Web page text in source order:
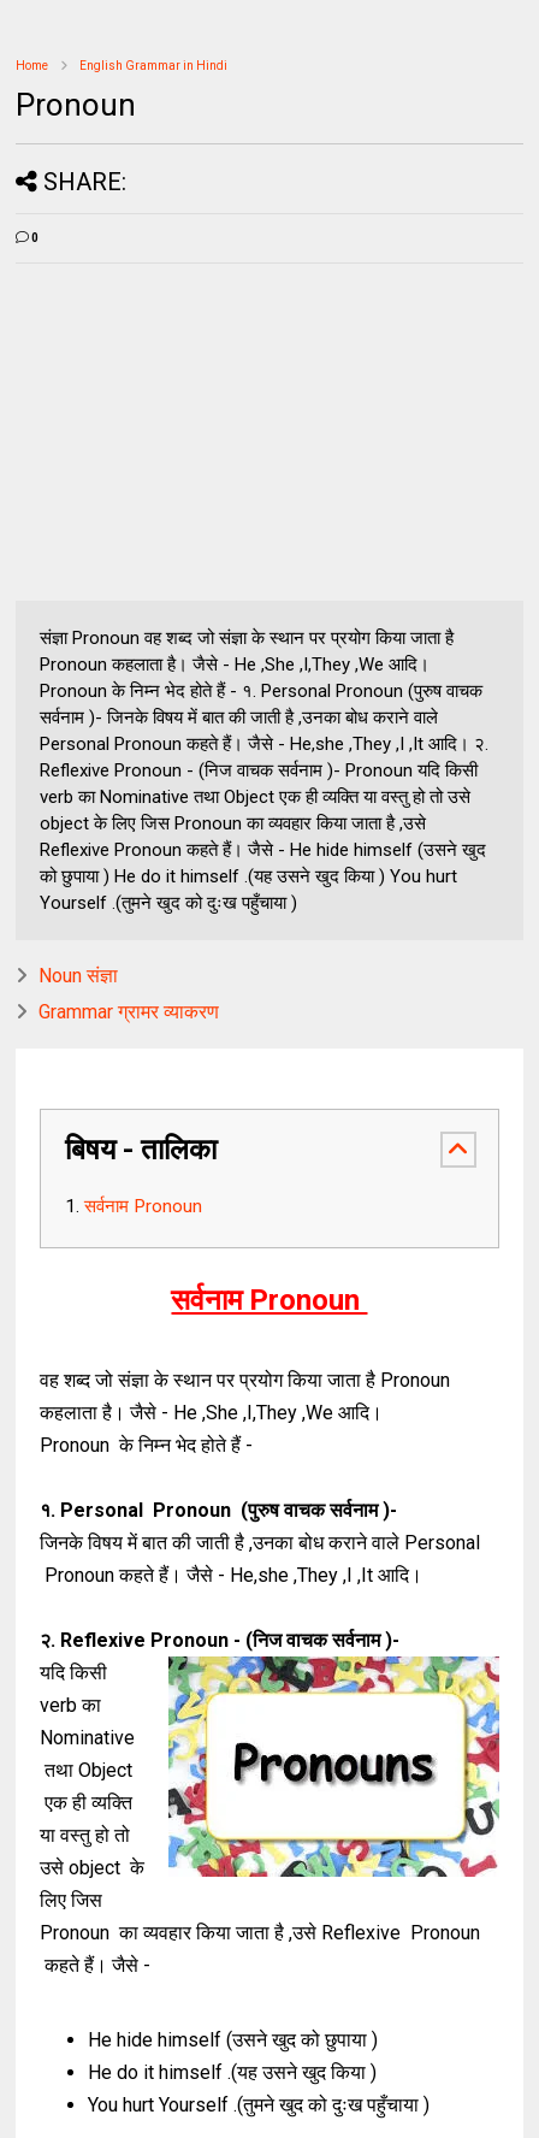
Home English Grammar in Hindi
Pronoun
SHARE:
0
संज्ञा Pronoun वह शब्द जो संज्ञा के स्थान पर प्रयोग किया जाता है
Pronoun कहलाता है। जैसे - He ,She ,I,They ,We आदि।
Pronoun के निम्न भेद होते हैं - १. Personal Pronoun (पुरुष वाचक
सर्वनाम )- जिनके विषय में बात की जाती है ,उनका बोध कराने वाले
Personal Pronoun कहते हैं। जैसे - He,she ,They ,I ,It आदि। २.
Reflexive Pronoun - (निज वाचक सर्वनाम )- Pronoun यदि किसी
verb का Nominative तथा Object एक ही व्यक्ति या वस्तु हो तो उसे
object के लिए जिस Pronoun का व्यवहार किया जाता है ,उसे
Reflexive Pronoun कहते हैं। जैसे - He hide himself (उसने खुद
को छुपाया ) He do it himself .(यह उसने खुद किया ) You hurt
Yourself .(तुमने खुद को दुःख पहुँचाया )
Noun संज्ञा
Grammar ग्रामर व्याकरण
बिषय - तालिका
सर्वनाम Pronoun
सर्वनाम Pronoun
वह शब्द जो संज्ञा के स्थान पर प्रयोग किया जाता है Pronoun
कहलाता है। जैसे - He ,She ,I,They ,We आदि।
Pronoun के निम्न भेद होते हैं -
१. Personal Pronoun (पुरुष वाचक सर्वनाम )-
जिनके विषय में बात की जाती है ,उनका बोध कराने वाले Personal
Pronoun कहते हैं। जैसे - He,she ,They ,I ,It आदि।
२. Reflexive Pronoun - (निज वाचक सर्वनाम )-
यदि किसी
verb का
Nominative
तथा Object
एक ही व्यक्ति
या वस्तु हो तो
उसे object के
लिए जिस
Pronoun का व्यवहार किया जाता है ,उसे Reflexive Pronoun
कहते हैं। जैसे -
He hide himself (उसने खुद को छुपाया )
He do it himself .(यह उसने खुद किया )
You hurt Yourself .(तुमने खुद को दुःख पहुँचाया )